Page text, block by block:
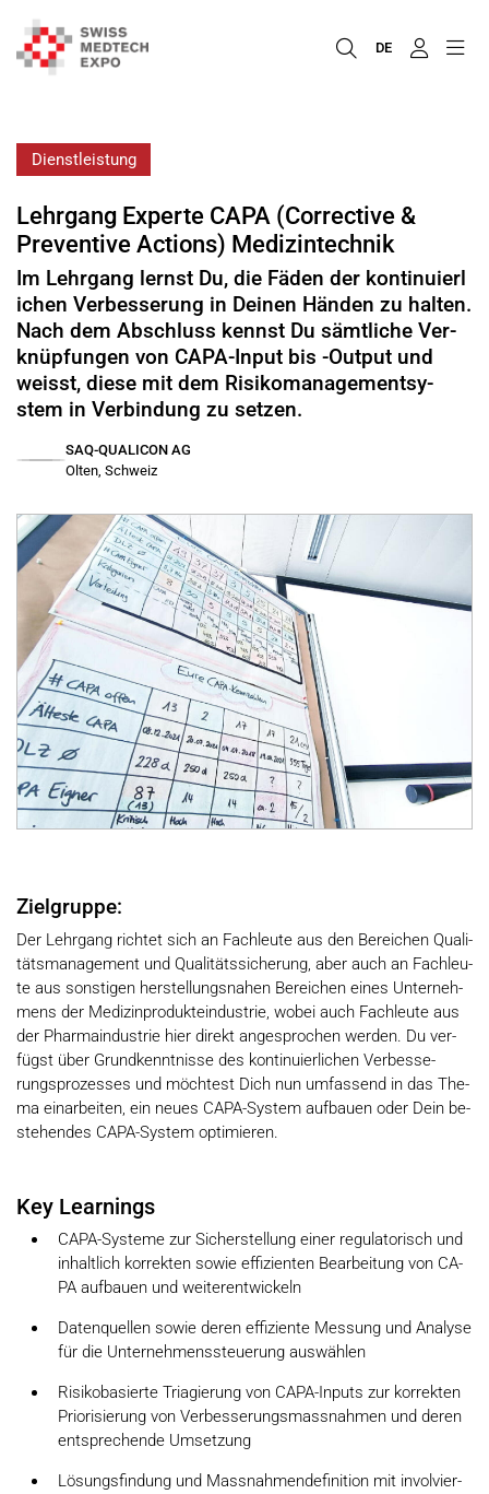
DE
Dienstleistung
Lehrgang Experte CAPA (Corrective &
Preventive Actions) Medizintechnik
Im Lehrgang lernst Du, die Fä­den der kon­ti­nu­ier­l
i­chen Ver­bes­se­rung in Dei­nen Hän­den zu hal­ten.
Nach dem Ab­schluss kennst Du sämt­li­che Ver­
knüp­fun­gen von CA­PA-In­put bis -Out­put und
weisst, die­se mit dem Ri­si­ko­ma­nage­ment­sy­
stem in Ver­bin­dung zu set­zen.
SAQ-QUALICON AG
Olten, Schweiz
Zielgruppe:
Der Lehr­gang rich­tet sich an Fach­leu­te aus den Be­rei­chen Qua­li­
täts­ma­nage­ment und Qua­li­täts­si­che­rung, aber auch an Fach­leu­
te aus son­sti­gen her­stel­lungs­na­hen Be­rei­chen ei­nes Un­ter­neh­
mens der Me­di­zin­pro­dukte­in­du­strie, wo­bei auch Fach­leu­te aus
der Phar­ma­in­du­strie hier di­rekt an­ge­spro­chen wer­den. Du ver­
fügst über Grund­kennt­nis­se des kon­ti­nu­ier­li­chen Ver­bes­se­
rungs­pro­zes­ses und möch­test Dich nun um­fas­send in das The­
ma ein­ar­bei­ten, ein neu­es CA­PA-Sy­stem auf­bau­en oder Dein be­
stehen­des CA­PA-Sy­stem op­ti­mie­ren.
Key Learnings
CA­PA-Sy­ste­me zur Si­cher­stel­lung ei­ner re­gu­la­to­risch und
in­halt­lich kor­rek­ten so­wie ef­fi­zi­en­ten Be­ar­bei­tung von CA­
PA auf­bau­en und wei­ter­ent­wickeln
Da­ten­quel­len so­wie de­ren ef­fi­zi­en­te Mes­sung und Ana­ly­se
für die Un­ter­neh­mens­steue­rung aus­wäh­len
Ri­si­ko­ba­sier­te Tria­gie­rung von CA­PA-In­puts zur kor­rek­ten
Prio­ri­sie­rung von Ver­bes­se­rungs­mass­nah­men und de­ren
ent­spre­chen­de Um­set­zung
Lö­sungs­fin­dung und Mass­nah­men­de­fi­ni­ti­on mit in­vol­vier­